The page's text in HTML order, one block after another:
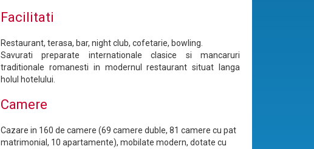
Facilitati
Restaurant, terasa, bar, night club, cofetarie, bowling.
Savurati preparate internationale clasice si mancaruri
traditionale romanesti in modernul restaurant situat langa
holul hotelului.
Camere
Cazare in 160 de camere (69 camere duble, 81 camere cu pat
matrimonial, 10 apartamente), mobilate modern, dotate cu